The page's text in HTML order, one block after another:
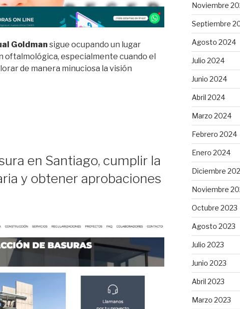
Goldman sigue ocupando un lugar
oftalmológica, especialmente cuando el
de manera minuciosa la visión
en Santiago, cumplir la
y obtener aprobaciones
Noviembre
Septiembre
Agosto 2024
Julio 2024
Junio 2024
Abril 2024
Marzo 2024
Febrero 2024
Enero 2024
Diciembre
Noviembre
Octubre 2023
Agosto 2023
Julio 2023
Junio 2023
Abril 2023
Marzo 2023